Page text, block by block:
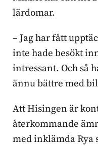
lärdomar.
– Jag har fått
inte hade besökt
intressant. Och så
ännu bättre med
Att Hisingen är
återkommande
med inklämda Rya